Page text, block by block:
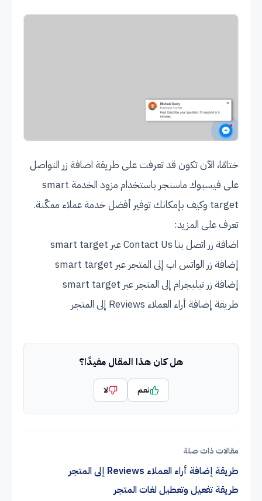
ختامًا، الآن تكون قد تعرفت على طريقة اضافة زر التواصل
على فيسبوك ماسنجر باستخدام مزود الخدمة smart
target وكيف بإمكانك توفير أفضل خدمة عملاء ممكّنة.
تعرف على المزيد:
اضافة زر اتصل بنا Contact Us عبر smart target
إضافة زر الواتس اب إلى المتجر عبر smart target
إضافة زر تيليجرام إلى المتجر عبر smart target
طريقة إضافة أراء العملاء Reviews إلى المتجر
هل كان هذا المقال مفيدًا؟
نعم لا
مقالات ذات صلة
طريقة إضافة أراء العملاء Reviews إلى المتجر
طريقة تفعيل وتعطيل لغات المتجر